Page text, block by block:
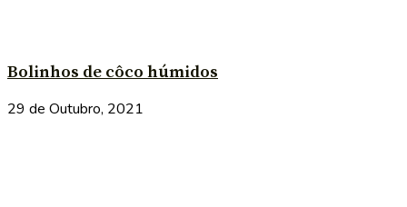
Bolinhos de côco húmidos
29 de Outubro, 2021